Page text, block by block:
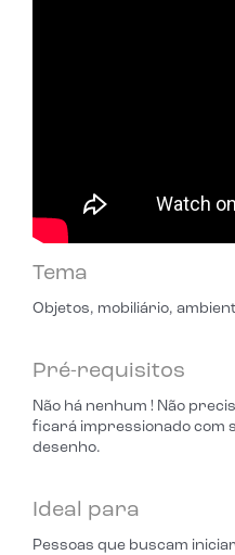
Tema
Objetos, mobiliário,
Pré-requisitos
Não há nenhum ! Não
ficará impressionado com
desenho.
Ideal para
Pessoas que buscam